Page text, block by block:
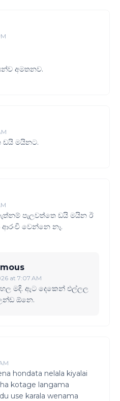
අමතනව.
ඩයි මයිනට.
පැලවත්තෙ ඩයි මයින ඊ
වෙන්නෙ නෑ.
at 7:07 AM
මදි. ඇට දෙකෙන් එල්ලල
ඕනෙ.
hondata nelala kiyalai
kotage langama
use karala wenama